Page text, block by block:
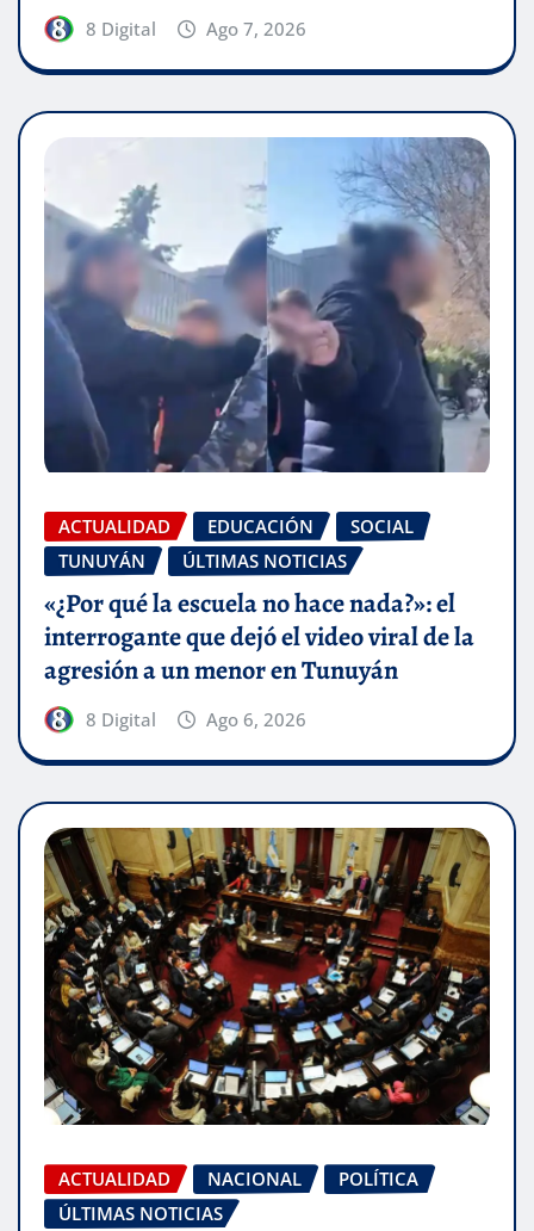
8 Digital Ago 7, 2026
ACTUALIDAD EDUCACIÓN
SOCIAL
TUNUYÁN
ÚLTIMAS NOTICIAS
«¿Por qué la escuela no hace nada?»: el
interrogante que dejó el video viral de la
agresión a un menor en Tunuyán
8 Digital Ago 6, 2026
ACTUALIDAD NACIONAL
POLÍTICA
ÚLTIMAS NOTICIAS